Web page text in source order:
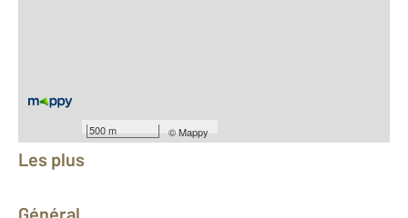
500 m ©Mappy
Équipements
Les plus
Général